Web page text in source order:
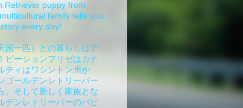
Retriever puppy from
family tells you
every day!
国一匹）との暮らしはア
ビーションフリゼはカナ
ティはワシントン州か
ゴールデンレトリーバー
、そして新しく家族とな
デンレトリーバーのパピ